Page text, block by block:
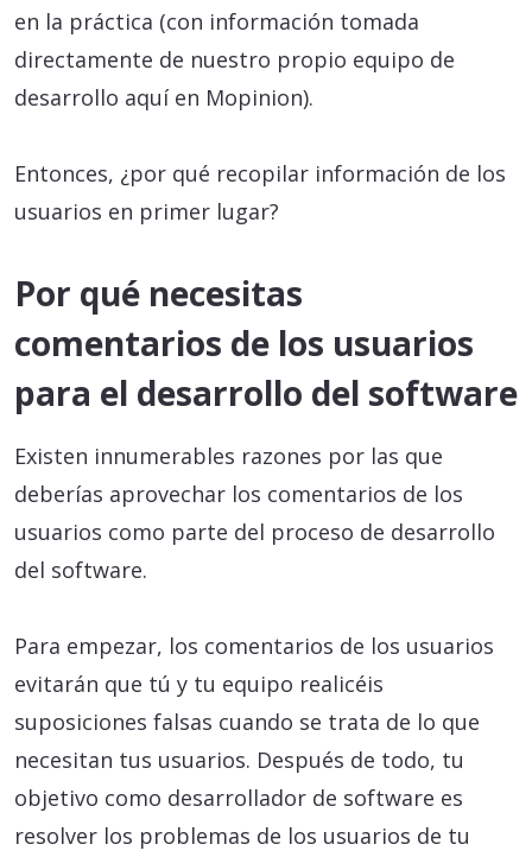
en la práctica (con información tomada
directamente de nuestro propio equipo de
desarrollo aquí en Mopinion).
Entonces, ¿por qué recopilar información de los
usuarios en primer lugar?
Por qué necesitas
comentarios de los usuarios
para el desarrollo del software
Existen innumerables razones por las que
deberías aprovechar los comentarios de los
usuarios como parte del proceso de desarrollo
del software.
Para empezar, los comentarios de los usuarios
evitarán que tú y tu equipo realicéis
suposiciones falsas cuando se trata de lo que
necesitan tus usuarios. Después de todo, tu
objetivo como desarrollador de software es
resolver los problemas de los usuarios de tu